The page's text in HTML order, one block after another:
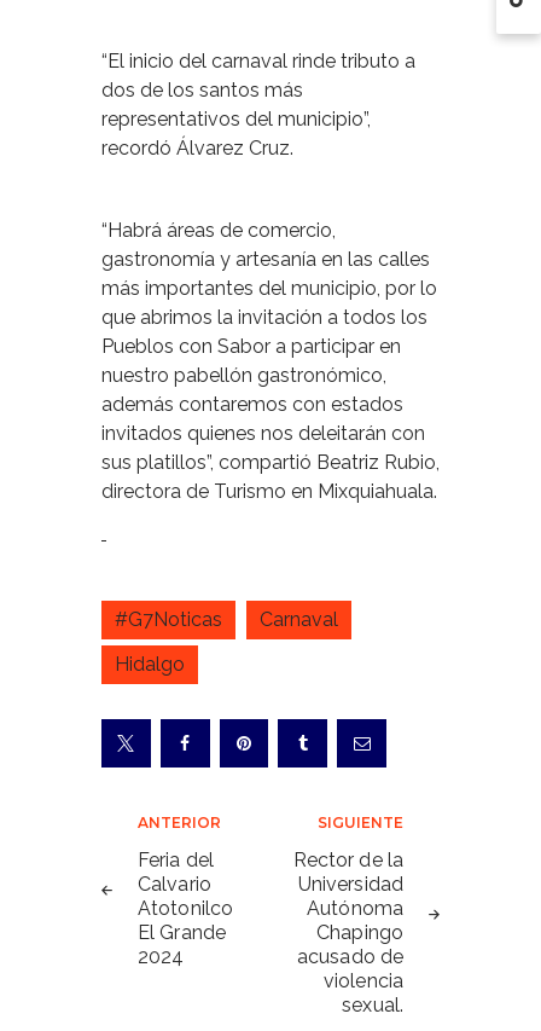
“El inicio del carnaval rinde tributo a
dos de los santos más
representativos del municipio”,
recordó Álvarez Cruz.
“Habrá áreas de comercio,
gastronomía y artesanía en las calles
más importantes del municipio, por lo
que abrimos la invitación a todos los
Pueblos con Sabor a participar en
nuestro pabellón gastronómico,
además contaremos con estados
invitados quienes nos deleitarán con
sus platillos”, compartió Beatriz Rubio,
directora de Turismo en Mixquiahuala.
#G7Noticas
Carnaval
Hidalgo
Navegación
de
entradas
ANTERIOR
Feria del
Calvario
Atotonilco
El Grande
2024
SIGUIENTE
Rector de la
Universidad
Autónoma
Chapingo
acusado de
violencia
sexual.